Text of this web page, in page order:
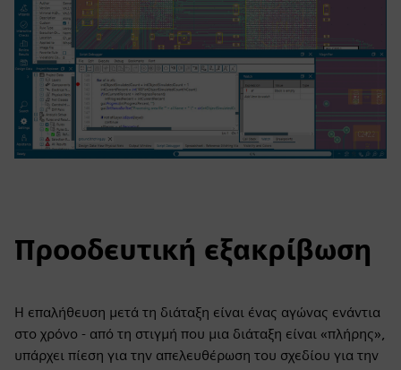
Προοδευτική εξακρίβωση
Η επαλήθευση μετά τη διάταξη είναι ένας αγώνας ενάντια
στο χρόνο - από τη στιγμή που μια διάταξη είναι «πλήρης»,
υπάρχει πίεση για την απελευθέρωση του σχεδίου για την